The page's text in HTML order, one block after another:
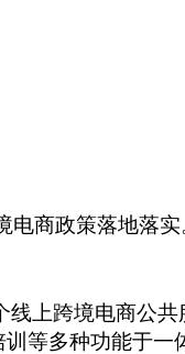
商政策落地落实
线上跨境电商公
等多种功能于一